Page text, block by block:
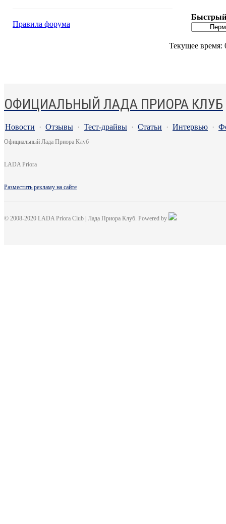
Правила форума
Быстрый
Текущее время:
ОФИЦИАЛЬНЫЙ ЛАДА ПРИОРА КЛУБ
Новости · Отзывы · Тест-драйвы · Статьи · Интервью ·
Официальный Лада Приора Клуб
LADA Priora
Разместить рекламу на сайте
© 2008-2020 LADA Priora Club | Лада Приора Клуб. Powered by